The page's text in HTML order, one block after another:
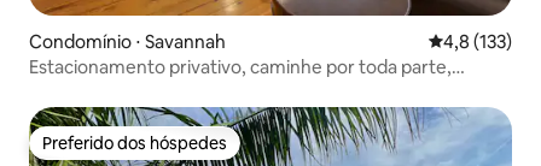
Condomínio ⋅ Savannah 4,8 de uma
4,8 (133)
Estacionamento privativo, caminhe por toda parte,
Preferido dos hóspedes
Preferido dos hóspedes